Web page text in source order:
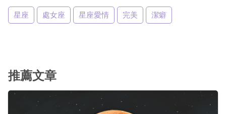
星座 處女座 星座愛情 完美 潔癖
推薦文章